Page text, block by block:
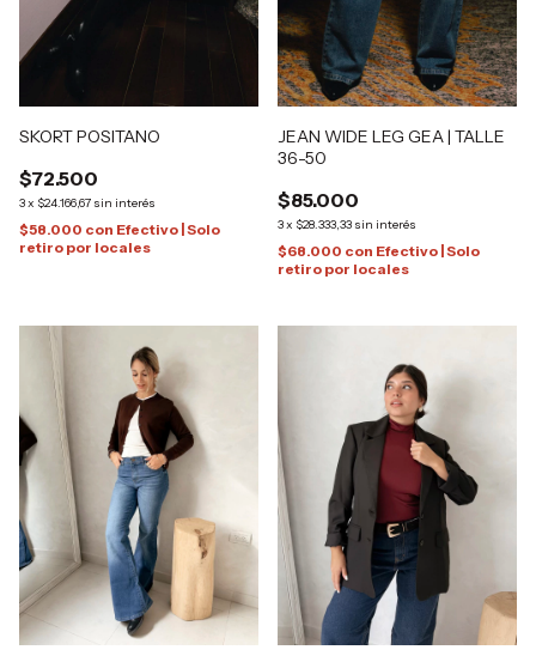
SKORT POSITANO
$72.500
3x $24.166,67 sin interés
$58.000 con Efectivo | Solo
retiro por locales
JEAN WIDE LEG GEA | TALLE
36-50
$85.000
3x $28.333,33 sin interés
$68.000 con Efectivo | Solo
retiro por locales